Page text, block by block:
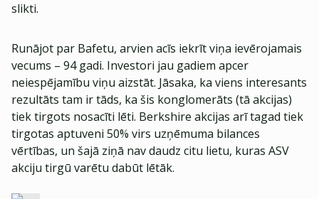
slikti.
Runājot par Bafetu, arvien acīs iekrīt viņa ievērojamais
vecums – 94 gadi. Investori jau gadiem apcer
neiespējamību viņu aizstāt. Jāsaka, ka viens interesants
rezultāts tam ir tāds, ka šis konglomerāts (tā akcijas)
tiek tirgots nosacīti lēti. Berkshire akcijas arī tagad tiek
tirgotas aptuveni 50% virs uzņēmuma bilances
vērtības, un šajā ziņā nav daudz citu lietu, kuras ASV
akciju tirgū varētu dabūt lētāk.